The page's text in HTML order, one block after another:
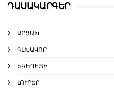
ԴԱՍԱԿԱՐԳԵՐ
ԱՐՑԱԽ
ԳԼԽԱՎՈՐ
ԵԿԵՂԵՑԻ
ԼՈՒՐԵՐ